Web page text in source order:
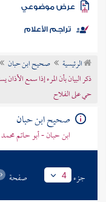
الكتب
موضوعي
تراجم الأعلام
الرئيسية صحيح ابن حبان
ذكر البيان بأن المرء إذا سمع
حي على الفلاح
صحيح ابن حبان
ابن حبان - أبو حاتم
جزء 4 صفحة